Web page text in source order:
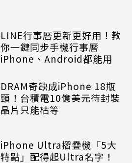
LINE行事曆更新更好用！教
你一鍵同步手機行事曆
iPhone、Android都能用
DRAM奇缺成iPhone 18瓶
頸！台積電10億美元待封裝
晶片只能枯等
iPhone Ultra摺疊機「5大
特點」配得起Ultra名字！